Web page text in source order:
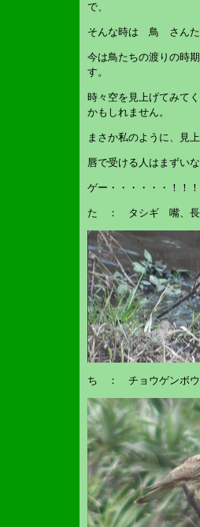
で、
そんな時は 鳥 さんた
今は鳥たちの渡りの時
す。
時々空を見上げてみて
かもしれません。
まさか私のように、見
唇で受ける人はまずい
ゲー・・・・・・！！
た ： タシギ 嘴、長
ち ： チョウゲンボ